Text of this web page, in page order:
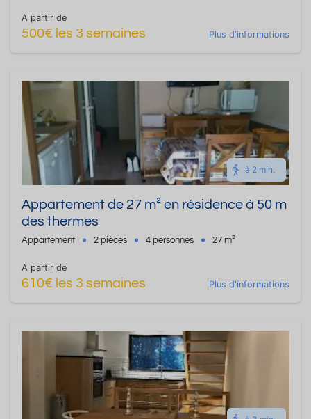
A partir de
500€ les 3 semaines Plus d'informations
à 2 min.
Appartement de 27 m² en résidence à 50 m
des thermes
Appartement 2 pièces 4 personnes 27 m²
A partir de
610€ les 3 semaines Plus d'informations